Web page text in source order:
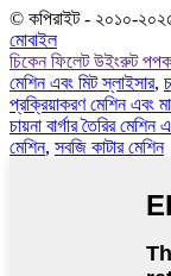
© কপিরাইট - ২০১০-২০২৫
মোবাইল
চিকেন ফিলেট উইংরুট
মেশিন এবং মিট স্লাইসার,
প্রক্রিয়াকরণ মেশিন এবং
চায়না বার্গার তৈরির
মেশিন, সবজি কাটার মেশিন